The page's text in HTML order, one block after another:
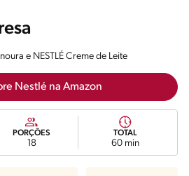
e NESTLÉ Creme de Leite
Nestlé na Amazon
PORÇÕES
18
TOTAL
60 min